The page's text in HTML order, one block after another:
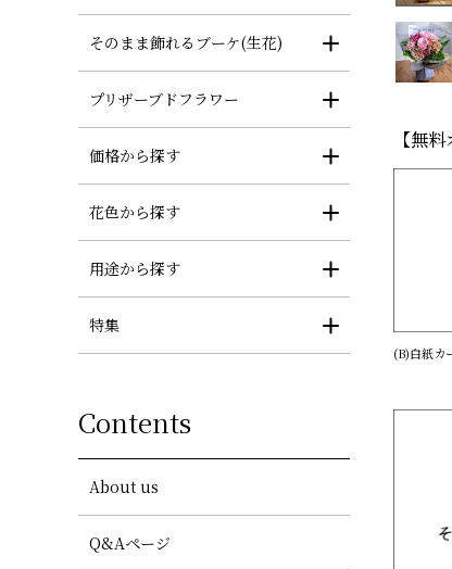
そのまま飾れるブーケ(生花)
プリザーブドフラワー
価格から探す
花色から探す
用途から探す
特集
Contents
About us
Q&Aページ
【無
(B)白紙カ